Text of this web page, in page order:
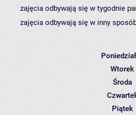
zajęcia odbywają się w tygodnie
zajęcia odbywają się w inny
Wtorek
Środa
Piątek